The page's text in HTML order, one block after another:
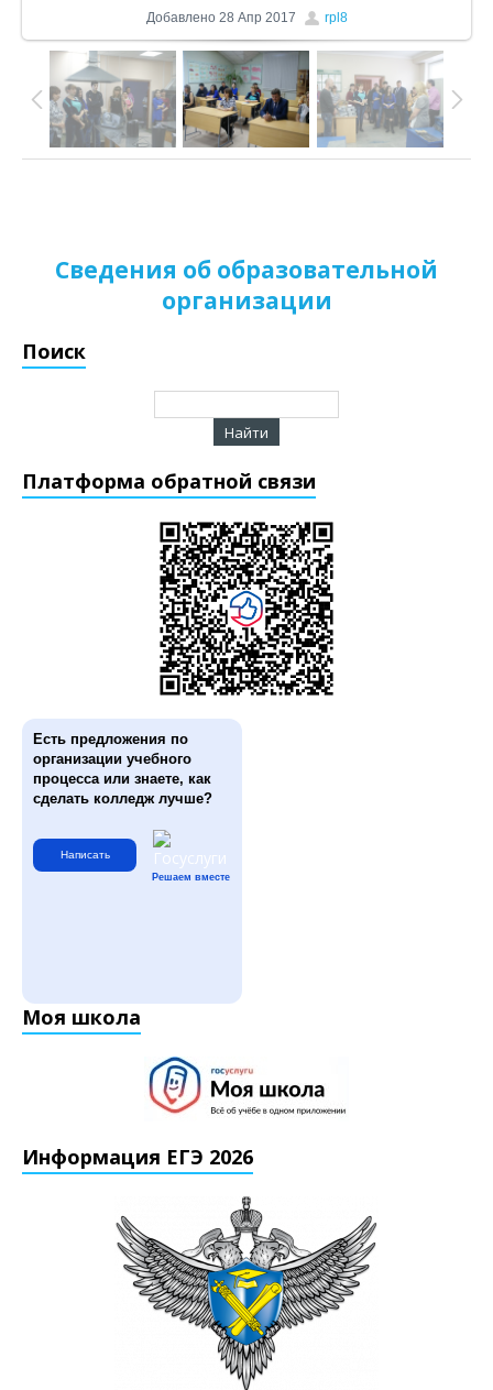
Добавлено28 Апр 2017 rpl8
Сведения об образовательной
организации
Поиск
Платформа обратной связи
Есть предложения по
организации учебного
процесса или знаете, как
сделать колледж лучше?
Написать
Решаем вместе
Моя школа
Информация ЕГЭ 2026